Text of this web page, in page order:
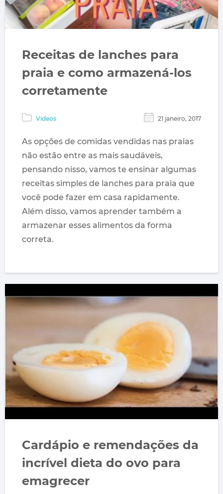
Receitas de lanches para
praia e como armazená-los
corretamente
Videos 21 janeiro, 2017
As opções de comidas vendidas nas praias
não estão entre as mais saudáveis,
pensando nisso, vamos te ensinar algumas
receitas simples de lanches para praia que
você pode fazer em casa rapidamente.
Além disso, vamos aprender também a
armazenar esses alimentos da forma
correta.
Cardápio e remendações da
incrível dieta do ovo para
emagrecer